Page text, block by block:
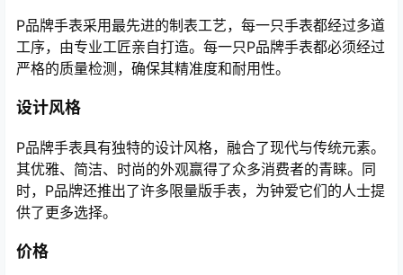
P品牌手表采用最先进的制表工艺，每一只手表都经过多道
工序，由专业工匠亲自打造。每一只P品牌手表都必须经过
严格的质量检测，确保其精准度和耐用性。
设计风格
P品牌手表具有独特的设计风格，融合了现代与传统元素。
其优雅、简洁、时尚的外观赢得了众多消费者的青睐。同
时，P品牌还推出了许多限量版手表，为钟爱它们的人士提
供了更多选择。
价格